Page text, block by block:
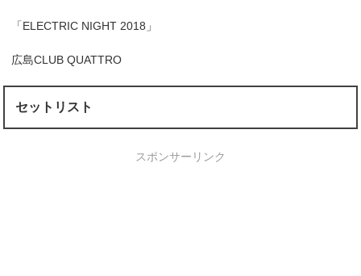
「ELECTRIC NIGHT 2018」
広島CLUB QUATTRO
セットリスト
スポンサーリンク